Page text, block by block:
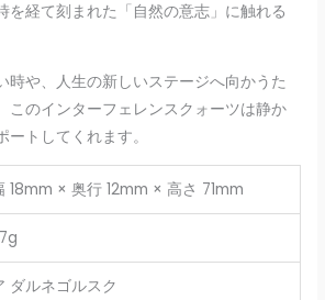
を経て刻まれた「自然の意志」に触れる
時や、人生の新しいステージへ向かうた
このインターフェレンスクォーツは静か
トしてくれます。
× 奥行 12mm × 高さ 71mm
ダルネゴルスク